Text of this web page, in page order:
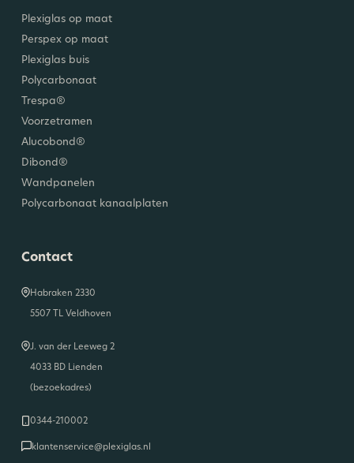
Plexiglas op maat
Perspex op maat
Plexiglas buis
Polycarbonaat
Trespa®
Voorzetramen
Alucobond®
Dibond®
Wandpanelen
Polycarbonaat kanaalplaten
Contact
Habraken 2330
5507 TL Veldhoven
J. van der Leeweg 2
4033 BD Lienden
(bezoekadres)
0344-210002
klantenservice@plexiglas.nl